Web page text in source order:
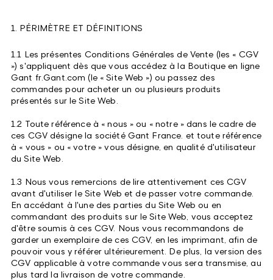
1. PÉRIMÈTRE ET DÉFINITIONS
1.1 Les présentes Conditions Générales de Vente (les « CGV
») s'appliquent dès que vous accédez à la Boutique en ligne
Gant fr.Gant.com (le « Site Web ») ou passez des
commandes pour acheter un ou plusieurs produits
présentés sur le Site Web.
1.2 Toute référence à « nous » ou « notre » dans le cadre de
ces CGV désigne la société Gant France. et toute référence
à « vous » ou « votre » vous désigne, en qualité d'utilisateur
du Site Web.
1.3 Nous vous remercions de lire attentivement ces CGV
avant d'utiliser le Site Web et de passer votre commande.
En accédant à l'une des parties du Site Web ou en
commandant des produits sur le Site Web, vous acceptez
d'être soumis à ces CGV. Nous vous recommandons de
garder un exemplaire de ces CGV, en les imprimant, afin de
pouvoir vous y référer ultérieurement. De plus, la version des
CGV applicable à votre commande vous sera transmise, au
plus tard la livraison de votre commande.